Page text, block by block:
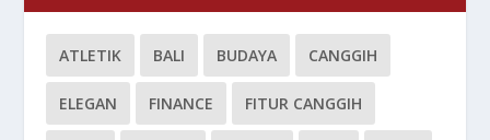
ATLETIK BALI BUDAYA CANGGIH
ELEGAN FINANCE FITUR CANGGIH